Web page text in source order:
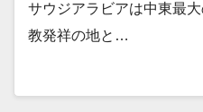
サウジアラビアは中東最
教発祥の地と…